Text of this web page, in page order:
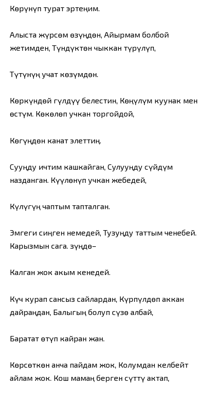
Көрүнүп турат эртеңим.
Алыста жүрсөм өзүңдөн, Айырмам болбой
жетимден, Түндүктөн чыккан түрүлүп,
Түтүнүң учат көзүмдөн.
Көркүндөй гүлдүү белестин, Көңүлүм куунак мен
өстүм. Көкөлөп учкан торгойдой,
Көгүңдөн канат элеттиң.
Сууңду ичтим кашкайган, Сулууңду сүйдүм
назданган. Күүлөнүп учкан жебедей,
Күлүгүң чаптым тапталган.
Эмгеги сиңген немедей, Тузуңду таттым ченебей.
Карызмын сага. Өзүңдө–
Калган жок акым кенедей.
Күч курап сансыз сайлардан, Күрпүлдөп аккан
дайраңдан, Балыгың болуп сүзө албай,
Баратат өтүп кайран жан.
Көрсөткөн анча пайдам жок, Колумдан келбейт
айлам жок. Кош мамаң берген сүттү актап,